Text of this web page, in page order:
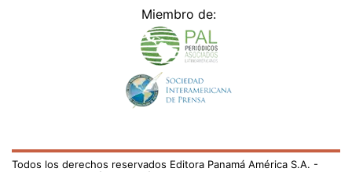
Miembro de:
Todos los derechos reservados Editora Panamá América S.A. -